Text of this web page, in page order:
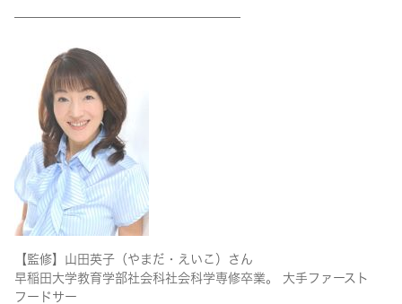
——————————————————
【監修】山田英子（やまだ・えいこ）さん
早稲田大学教育学部社会科社会科学専修卒業。 大手ファースト
フードサー